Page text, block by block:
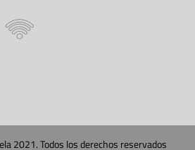
2021. Todos los derechos reservados